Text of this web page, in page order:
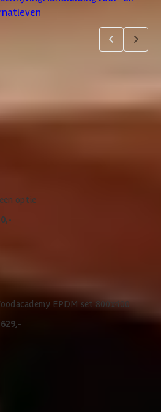
optie
EPDM set 800x400